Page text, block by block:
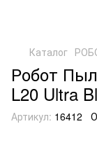
Каталог
Робот
L20 Ultra
Артикул: 16412